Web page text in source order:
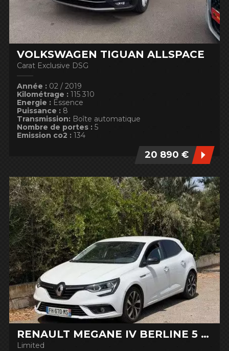
VOLKSWAGEN TIGUAN ALLSPACE
Carat Exclusive DSG
Année :02 / 2019
Kilométrage :115 310
Energie :Essence
Puissance :8
Transmission:Boîte automatique
Nombre de portes :5
Emission co2 :134
20 890 €
RENAULT MEGANE IV BERLINE 5 PTES.
Limited